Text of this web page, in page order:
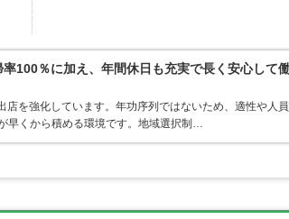
100％に加え、年間休日も充実で長く安心して
を強化しています。年功序列ではないため、適性や人
早くから積める環境です。地域選択制…